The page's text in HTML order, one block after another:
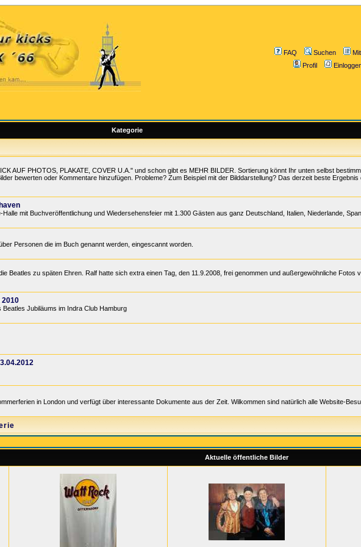
FAQ
Suchen
Profil
Kategorie
AUF PHOTOS, PLAKATE, COVER U.A." und schon gibt es MEHR BILDER. Sortierung könnt Ihr unten selbst
bewerten oder Kommentare hinzufügen. Probleme? Zum Beispiel mit der Bilddarstellung? Das derzeit beste Ergebnis
mit Buchveröffentlichung und Wiedersehensfeier mit 1.300 Gästen aus ganz Deutschland, Italien, Niederlande,
Personen die im Buch genannt werden, eingescannt worden.
Beatles zu späten Ehren. Ralf hatte sich extra einen Tag, den 11.9.2008, frei genommen und außergewöhnliche Fotos
2010
Jubiläums im Indra Club Hamburg
in London und verfügt über interessante Dokumente aus der Zeit. Wilkommen sind natürlich alle Website-
Aktuelle öffentliche Bilder